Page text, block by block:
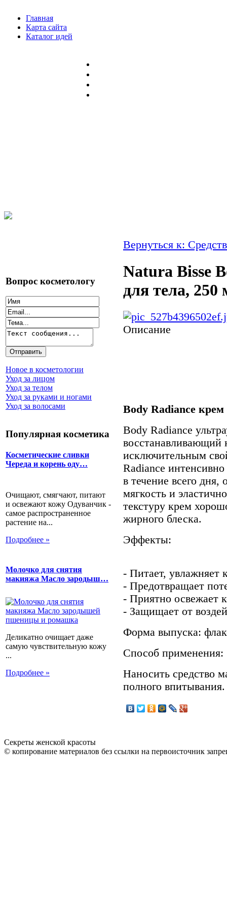
Главная
Карта сайта
Каталог идей
Вопрос косметологу
Новое в косметологии
Уход за лицом
Уход за телом
Уход за руками и ногами
Уход за волосами
Популярная косметика
Косметические сливки
Череда и корень оду…
Очищают, смягчают, питают
и освежают кожу Одуванчик -
самое распространенное
растение на...
Подробнее »
Молочко для снятия
макияжа Масло зародыш…
Деликатно очищает даже
самую чувствительную кожу
...
Подробнее »
Вернуться к:
Natura Bisse
для тела, 250
Описание
Body Radiance крем
Body Radiance
восстанавливающий
исключительным
Radiance
в течение всего дня,
мягкость и
текстуру крем
жирного блеска.
Эффекты:
- Питает, увлажняет
- Предотвращает
- Приятно освежает
- Защищает от
Форма выпуска:
Способ применения:
Наносить средство
полного впитывания.
Секреты женской красоты
© копирование материалов без ссылки на первоисточник